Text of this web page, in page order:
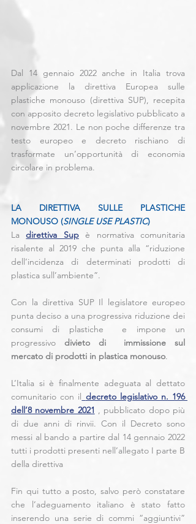
Dal 14 gennaio 2022 anche in Italia trova
applicazione la direttiva Europea sulle
plastiche monouso (direttiva SUP), recepita
con apposito decreto legislativo pubblicato a
novembre 2021. Le non poche differenze tra
testo europeo e decreto rischiano di
trasformate un’opportunità di economia
circolare in problema.
LA DIRETTIVA SULLE PLASTICHE
MONOUSO (SINGLE USE PLASTIC)
La direttiva Sup è normativa comunitaria
risalente al 2019 che punta alla “riduzione
dell’incidenza di determinati prodotti di
plastica sull’ambiente”.
Con la direttiva SUP Il legislatore europeo
punta deciso a una progressiva riduzione dei
consumi di plastiche  e impone un
progressivo divieto di  immissione sul
mercato di prodotti in plastica monouso.
L’Italia si è finalmente adeguata al dettato
comunitario con il decreto legislativo n. 196
dell’8 novembre 2021 , pubblicato dopo più
di due anni di rinvii. Con il Decreto sono
messi al bando a partire dal 14 gennaio 2022
tutti i prodotti presenti nell’allegato I parte B
della direttiva
Fin qui tutto a posto, salvo però constatare
che l’adeguamento italiano è stato fatto
inserendo una serie di commi “aggiuntivi”